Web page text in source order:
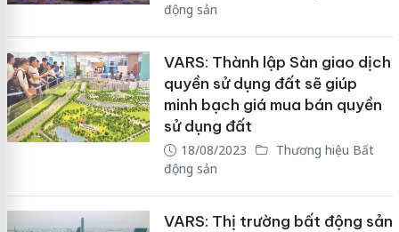
động sản
VARS: Thành lập Sàn giao dịch
quyền sử dụng đất sẽ giúp
minh bạch giá mua bán quyền
sử dụng đất
18/08/2023
Thương hiệu Bất
động sản
VARS: Thị trường bất động sản